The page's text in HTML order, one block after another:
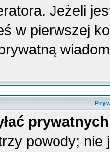
Jeżeli
w pierwszej
powody;